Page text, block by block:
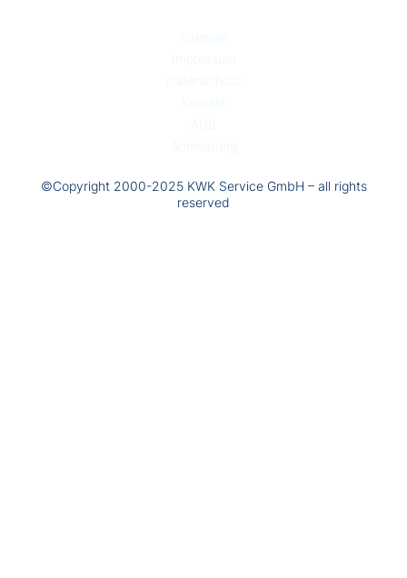
©Copyright 2000-2025 KWK Service GmbH – all rights
reserved